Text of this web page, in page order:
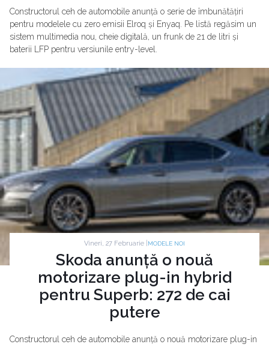
Constructorul ceh de automobile anunță o serie de îmbunătățiri
pentru modelele cu zero emisii Elroq și Enyaq. Pe listă regăsim un
sistem multimedia nou, cheie digitală, un frunk de 21 de litri și
baterii LFP pentru versiunile entry-level.
Vineri, 27 Februarie | MODELE NOI
Skoda anunță o nouă
motorizare plug-in hybrid
pentru Superb: 272 de cai
putere
Constructorul ceh de automobile anunță o nouă motorizare plug-in